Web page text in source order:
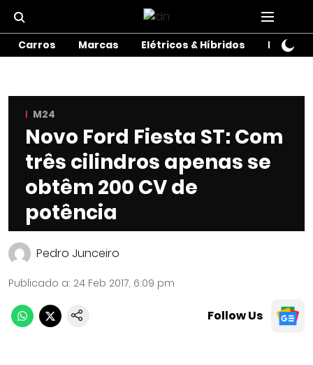
Carros Marcas Elétricos & Híbridos Motos
M24
Novo Ford Fiesta ST: Com
três cilindros apenas se
obtêm 200 CV de
potência
Pedro Junceiro
Publicado a: 24 Feb 2017, 6:09 pm
Follow Us